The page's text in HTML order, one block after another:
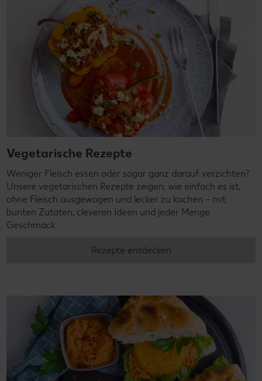
Vegetarische Rezepte
Weniger Fleisch essen oder sogar ganz darauf verzichten?
Unsere vegetarischen Rezepte zeigen, wie einfach es ist,
ohne Fleisch ausgewogen und lecker zu kochen – mit
bunten Zutaten, cleveren Ideen und jeder Menge
Geschmack.
Rezepte entdecken